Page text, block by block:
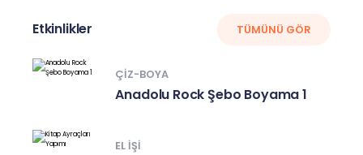
Etkinlikler TÜMÜNÜ GÖR
ÇIZ-BOYA
Anadolu Rock Şebo Boyama 1
EL IŞI